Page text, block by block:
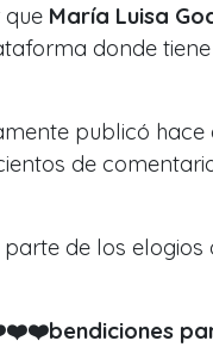
María Luisa
donde tiene
publicó
de
de los elogios